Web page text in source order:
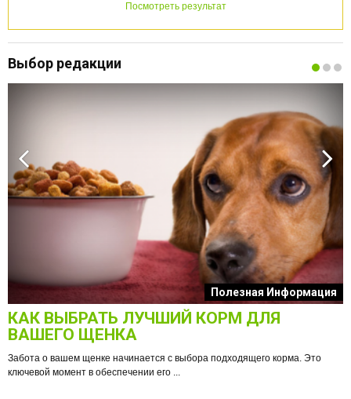
Посмотреть результат
Выбор редакции
Полезная Информация
КАК ВЫБРАТЬ ЛУЧШИЙ КОРМ ДЛЯ
ВАШЕГО ЩЕНКА
Забота о вашем щенке начинается с выбора подходящего корма. Это
ключевой момент в обеспечении его ...